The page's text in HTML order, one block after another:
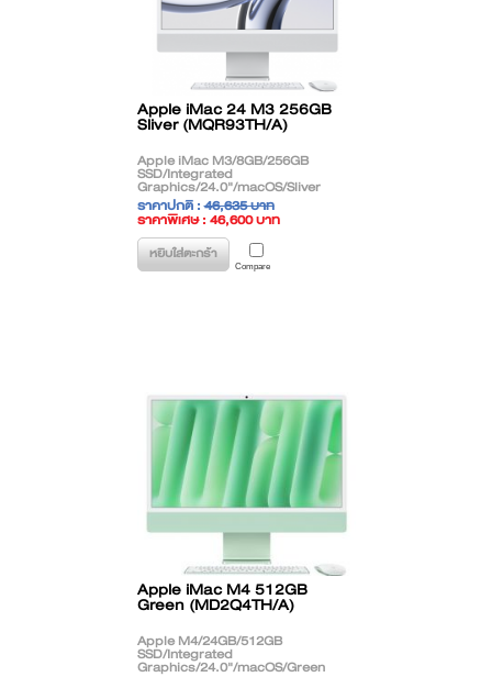
Apple iMac 24 M3 256GB
Sliver (MQR93TH/A)
Apple iMac M3/8GB/256GB
SSD/Integrated
Graphics/24.0"/macOS/Sliver
**สินค้าตกรุ่น (EOL) ติดต่อฝ่ายขาย
เพื่อแนะนำรุ่นทดแทน**
ราคาปกติ :46,635 บาท
ราคาพิเศษ : 46,600 บาท
( ราคาไม่รวมภาษี )
หยิบใส่ตะกร้า
Compare
Apple iMac M4 512GB
Green (MD2Q4TH/A)
Apple M4/24GB/512GB
SSD/Integrated
Graphics/24.0"/macOS/Green